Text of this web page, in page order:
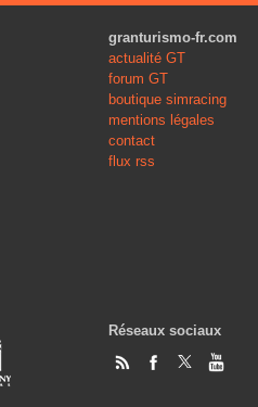
granturismo-fr.com
actualité GT
forum GT
boutique simracing
mentions légales
contact
flux rss
Réseaux sociaux